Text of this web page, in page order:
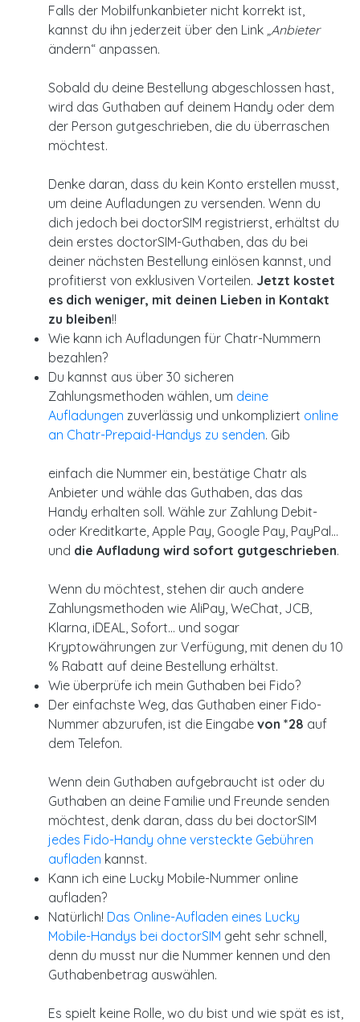
Falls der Mobilfunkanbieter nicht korrekt ist,
kannst du ihn jederzeit über den Link „Anbieter
ändern“ anpassen.
Sobald du deine Bestellung abgeschlossen hast,
wird das Guthaben auf deinem Handy oder dem
der Person gutgeschrieben, die du überraschen
möchtest.
Denke daran, dass du kein Konto erstellen musst,
um deine Aufladungen zu versenden. Wenn du
dich jedoch bei doctorSIM registrierst, erhältst du
dein erstes doctorSIM-Guthaben, das du bei
deiner nächsten Bestellung einlösen kannst, und
profitierst von exklusiven Vorteilen. Jetzt kostet
es dich weniger, mit deinen Lieben in Kontakt
zu bleiben!!
Wie kann ich Aufladungen für Chatr-Nummern
bezahlen?
Du kannst aus über 30 sicheren
Zahlungsmethoden wählen, um deine
Aufladungen zuverlässig und unkompliziert online
an Chatr-Prepaid-Handys zu senden. Gib
einfach die Nummer ein, bestätige Chatr als
Anbieter und wähle das Guthaben, das das
Handy erhalten soll. Wähle zur Zahlung Debit-
oder Kreditkarte, Apple Pay, Google Pay, PayPal...
und die Aufladung wird sofort gutgeschrieben.
Wenn du möchtest, stehen dir auch andere
Zahlungsmethoden wie AliPay, WeChat, JCB,
Klarna, iDEAL, Sofort... und sogar
Kryptowährungen zur Verfügung, mit denen du 10
% Rabatt auf deine Bestellung erhältst.
Wie überprüfe ich mein Guthaben bei Fido?
Der einfachste Weg, das Guthaben einer Fido-
Nummer abzurufen, ist die Eingabe von *28 auf
dem Telefon.
Wenn dein Guthaben aufgebraucht ist oder du
Guthaben an deine Familie und Freunde senden
möchtest, denk daran, dass du bei doctorSIM
jedes Fido-Handy ohne versteckte Gebühren
aufladen kannst.
Kann ich eine Lucky Mobile-Nummer online
aufladen?
Natürlich! Das Online-Aufladen eines Lucky
Mobile-Handys bei doctorSIM geht sehr schnell,
denn du musst nur die Nummer kennen und den
Guthabenbetrag auswählen.
Es spielt keine Rolle, wo du bist und wie spät es ist,